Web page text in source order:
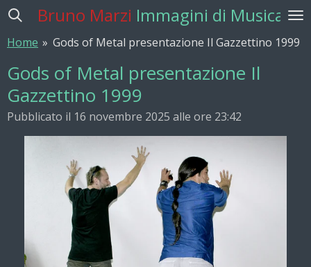
Vai
contenuto
principale
Bruno Marzi Immagini di Musica
Home » Gods of Metal presentazione Il Gazzettino 1999
Gods of Metal presentazione Il
Gazzettino 1999
Pubblicato il 16 novembre 2025 alle ore 23:42